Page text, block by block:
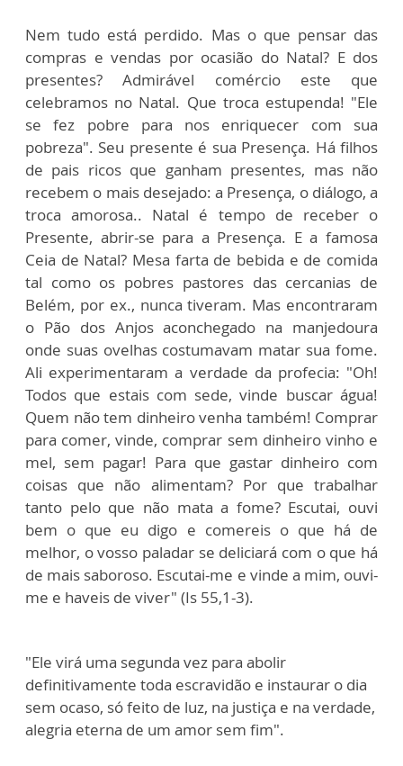
Nem tudo está perdido. Mas o que pensar das
compras e vendas por ocasião do Natal? E dos
presentes? Admirável comércio este que
celebramos no Natal. Que troca estupenda! "Ele
se fez pobre para nos enriquecer com sua
pobreza". Seu presente é sua Presença. Há filhos
de pais ricos que ganham presentes, mas não
recebem o mais desejado: a Presença, o diálogo, a
troca amorosa.. Natal é tempo de receber o
Presente, abrir-se para a Presença. E a famosa
Ceia de Natal? Mesa farta de bebida e de comida
tal como os pobres pastores das cercanias de
Belém, por ex., nunca tiveram. Mas encontraram
o Pão dos Anjos aconchegado na manjedoura
onde suas ovelhas costumavam matar sua fome.
Ali experimentaram a verdade da profecia: "Oh!
Todos que estais com sede, vinde buscar água!
Quem não tem dinheiro venha também! Comprar
para comer, vinde, comprar sem dinheiro vinho e
mel, sem pagar! Para que gastar dinheiro com
coisas que não alimentam? Por que trabalhar
tanto pelo que não mata a fome? Escutai, ouvi
bem o que eu digo e comereis o que há de
melhor, o vosso paladar se deliciará com o que há
de mais saboroso. Escutai-me e vinde a mim, ouvi-
me e haveis de viver" (Is 55,1-3).
"Ele virá uma segunda vez para abolir
definitivamente toda escravidão e instaurar o dia
sem ocaso, só feito de luz, na justiça e na verdade,
alegria eterna de um amor sem fim".